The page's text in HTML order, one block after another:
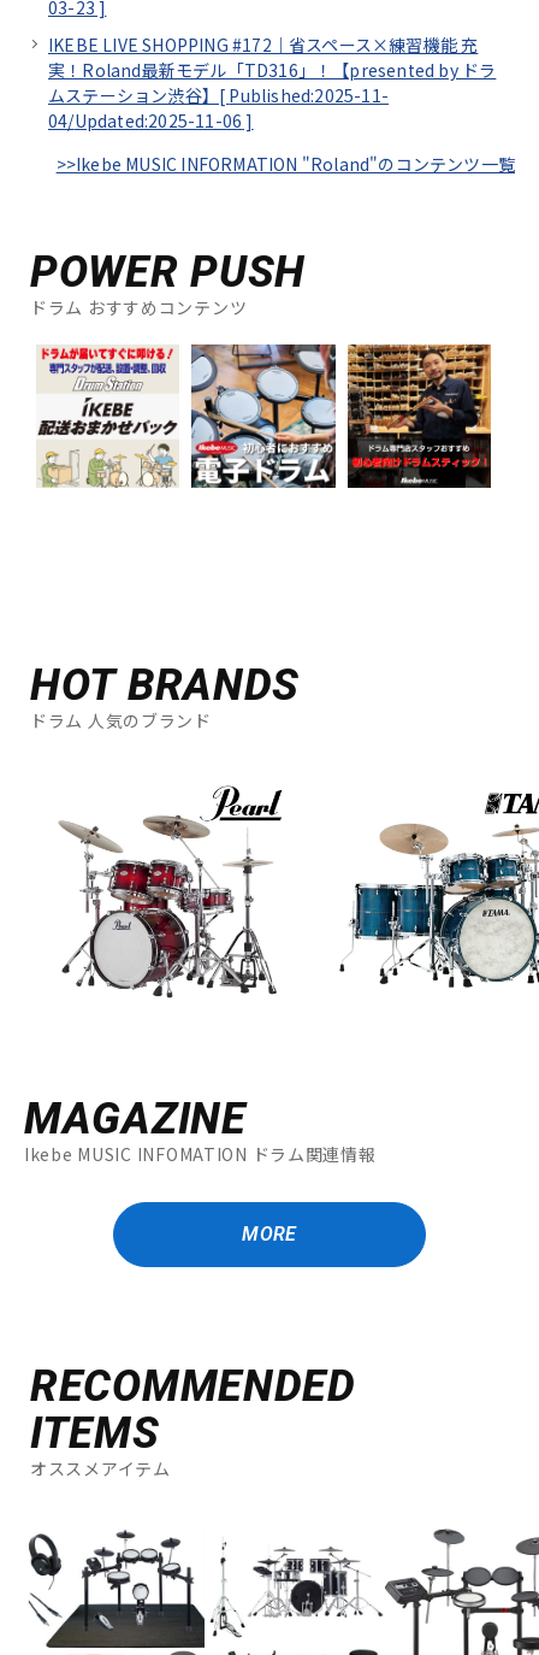
03-23 ]
IKEBE LIVE SHOPPING #172｜省スペース×練習機能 充
実！Roland最新モデル「TD316」！【presented by ドラ
ムステーション渋谷】[ Published:2025-11-
04/Updated:2025-11-06 ]
>>Ikebe MUSIC INFORMATION "Roland"のコンテンツ一覧
POWER PUSH
ドラム おすすめコンテンツ
HOT BRANDS
ドラム 人気のブランド
MAGAZINE
Ikebe MUSIC INFOMATION ドラム関連情報
MORE
RECOMMENDED
ITEMS
オススメアイテム